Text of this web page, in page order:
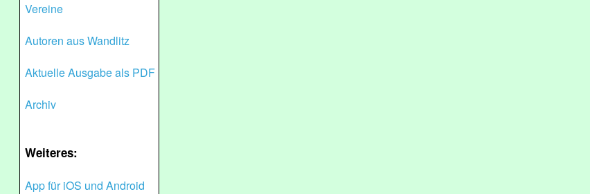
Vereine
Autoren aus Wandlitz
Aktuelle Ausgabe als PDF
Archiv
Weiteres:
App für iOS und Android